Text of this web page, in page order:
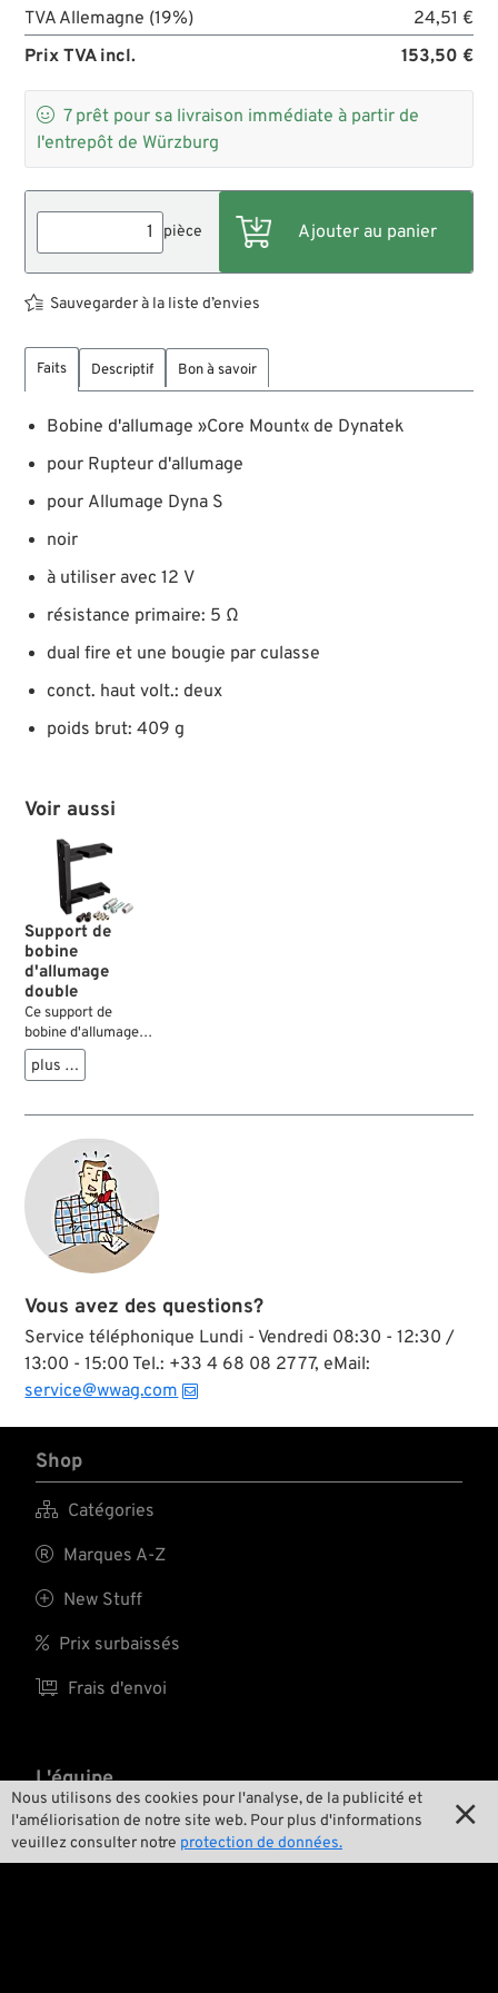
Nous utilisons des cookies pour l'analyse, de la publicité et
l'améliorisation de notre site web. Pour plus d'informations
veuillez consulter notre protection de données.

TVA Allemagne (19%)
24,51 €
Prix TVA incl.
153,50 €
 7 prêt pour sa livraison immédiate à partir de
l'entrepôt de Würzburg
pièce
Sauvegarder à la liste d’envies
Faits Descriptif Bon à savoir
Bobine d'allumage »Core Mount« de Dynatek
pour Rupteur d'allumage
pour Allumage Dyna S
noir
à utiliser avec 12 V
résistance primaire: 5 Ω
dual fire et une bougie par culasse
conct. haut volt.: deux
poids brut: 409 g
Voir aussi
Support de
bobine
d'allumage
double
Ce support de
bobine d'allumage
permet de monter
deux bobines
Core-Mount avec
Le support se monte
sur le tube du seat
post et est livré
avec toutes les
pièces de fixation
nécessaires. Les
entretoises et les vis
aident à déplacer le
support lorsqu'un
bac à huile
volumineux ou
d'autres obstacles
plus …
Vous avez des questions?
Service téléphonique Lundi - Vendredi 08:30 - 12:30 /
13:00 - 15:00 Tel.: +33 4 68 08 27 77, eMail:
service@wwag.com
Shop
 Catégories
 Marques A-Z
 New Stuff
 Prix surbaissés
 Frais d'envoi
L'équipe
 Contact